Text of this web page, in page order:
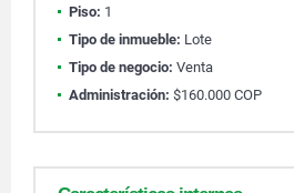
Piso: 1
Tipo de inmueble: Lote
Tipo de negocio: Venta
Administración: $160.000 COP